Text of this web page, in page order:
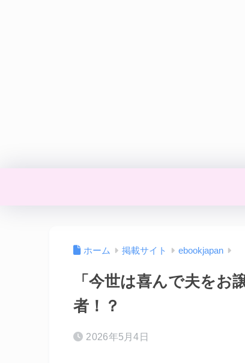
ホーム 掲載サイト ebookjapan
「今世は喜んで夫をお
者！？
2026年5月4日